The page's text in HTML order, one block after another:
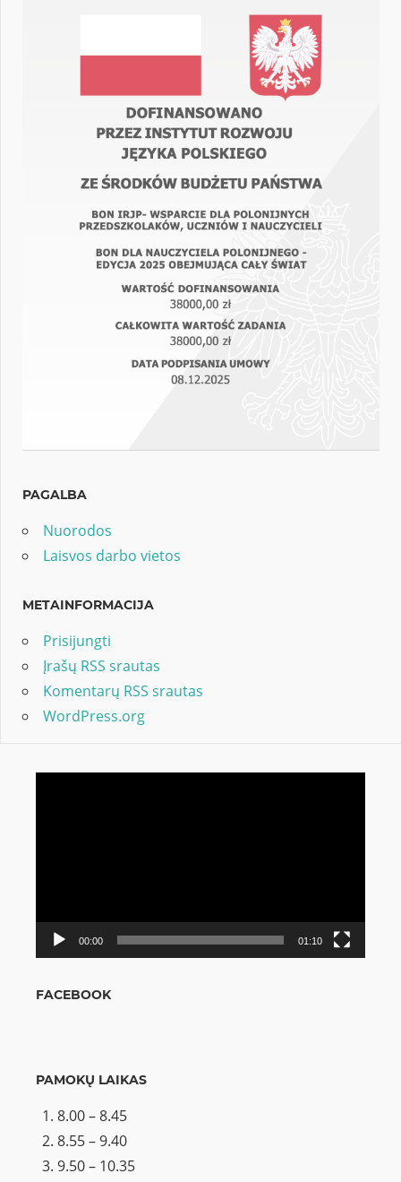
PAGALBA
Nuorodos
Laisvos darbo vietos
METAINFORMACIJA
Prisijungti
Įrašų RSS srautas
Komentarų RSS srautas
WordPress.org
00:00 01:10
FACEBOOK
PAMOKŲ LAIKAS
8.00 – 8.45
8.55 – 9.40
9.50 – 10.35